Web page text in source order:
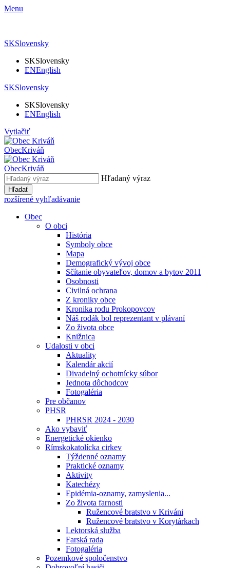
Menu
SKSlovensky
SKSlovensky
ENEnglish
SKSlovensky
SKSlovensky
ENEnglish
Vytlačiť
ObecKriváň
ObecKriváň
Hľadaný výraz
Hľadať
rozšírené vyhľadávanie
Obec
O obci
História
Symboly obce
Mapa
Demografický vývoj obce
Sčítanie obyvateľov, domov a bytov 2011
Osobnosti
Civilná ochrana
Z kroniky obce
Kronika rodu Prokopovcov
Náš rodák bol reprezentant v plávaní
Zo života obce
Knižnica
Udalosti v obci
Aktuality
Kalendár akcií
Divadelný ochotnícky súbor
Jednota dôchodcov
Fotogaléria
Pre občanov
PHSR
PHRSR 2024 - 2030
Ako vybaviť
Energetické okienko
Rímskokatolícka cirkev
Týždenné oznamy
Praktické oznamy
Aktivity
Katechézy
Epidémia-oznamy, zamyslenia...
Zo života farnosti
Ružencové bratstvo v Kriváni
Ružencové bratstvo v Korytárkach
Lektorská služba
Farská rada
Fotogaléria
Pozemkové spoločenstvo